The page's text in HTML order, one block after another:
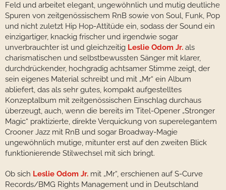
Feld und arbeitet elegant, ungewöhnlich und mutig deutliche
Spuren von zeitgenössischem RnB sowie von Soul, Funk, Pop
und nicht zuletzt Hip Hop-Attitüde ein, sodass der Sound ein
einzigartiger, knackig frischer und irgendwie sogar
unverbrauchter ist und gleichzeitig Leslie Odom Jr. als
charismatischen und selbstbewussten Sänger mit klarer,
durchdrückender, hochgradig achtsamer Stimme zeigt, der
sein eigenes Material schreibt und mit „Mr“ ein Album
abliefert, das als sehr gutes, kompakt aufgestelltes
Konzeptalbum mit zeitgenössischen Einschlag durchaus
überzeugt, auch, wenn die bereits im Titel-Opener „Stronger
Magic“ praktizierte, direkte Verquickung von superelegantem
Crooner Jazz mit RnB und sogar Broadway-Magie
ungewöhnlich mutige, mitunter erst auf den zweiten Blick
funktionierende Stilwechsel mit sich bringt.
Ob sich Leslie Odom Jr. mit „Mr“, erschienen auf S-Curve
Records/BMG Rights Management und in Deutschland